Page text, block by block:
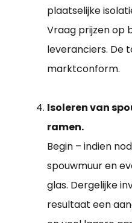
plaatselijke
Vraag prijzen op
leveranciers. De
marktconform.
Isoleren van
ramen.
Begin – indien
spouwmuur en
glas. Dergelijke
resultaat een